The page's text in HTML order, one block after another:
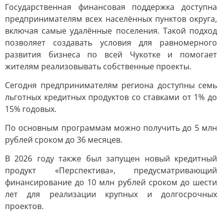
Государственная финансовая поддержка доступна
предпринимателям всех населённых пунктов округа,
включая самые удалённые поселения. Такой подход
позволяет создавать условия для равномерного
развития бизнеса по всей Чукотке и помогает
жителям реализовывать собственные проекты.
Сегодня предпринимателям региона доступны семь
льготных кредитных продуктов со ставками от 1% до
15% годовых.
По основным программам можно получить до 5 млн
рублей сроком до 36 месяцев.
В 2026 году также был запущен новый кредитный
продукт «Перспектива», предусматривающий
финансирование до 10 млн рублей сроком до шести
лет для реализации крупных и долгосрочных
проектов.